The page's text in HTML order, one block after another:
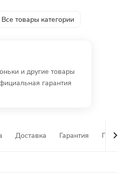
Все товары категории
и другие товары
гарантия
Доставка Гарантия